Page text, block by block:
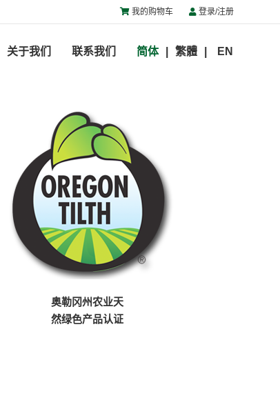
我的购物车 登录/注册
关于我们 联系我们 简体 繁體 EN
奥勒冈州农业天
然绿色产品认证